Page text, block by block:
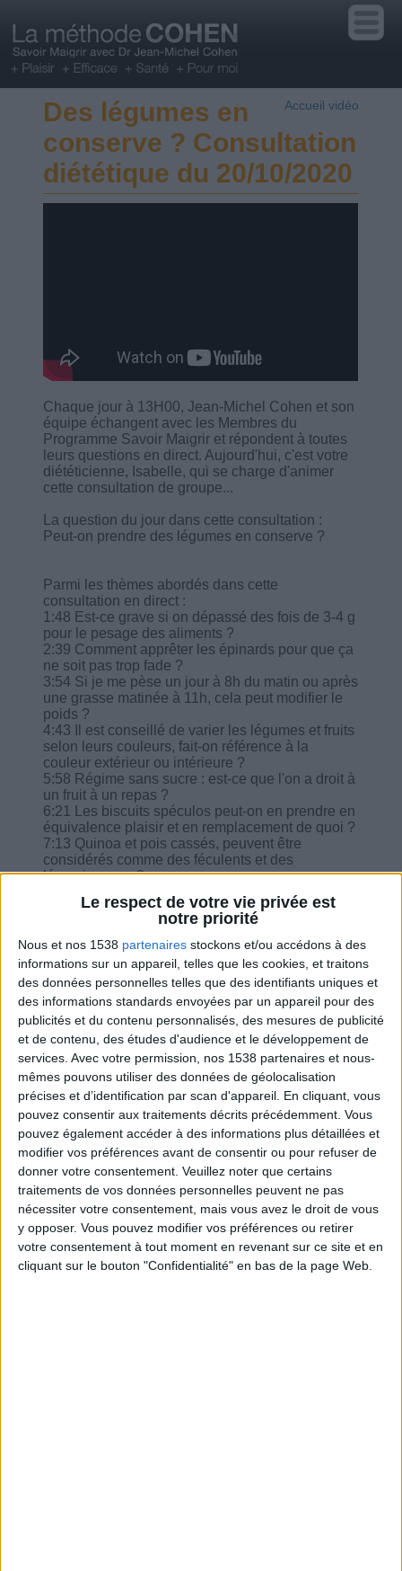
Le respect de votre vie privée est
notre priorité
Nous et nos 1538 partenaires stockons et/ou accédons à des
informations sur un appareil, telles que les cookies, et traitons
des données personnelles telles que des identifiants uniques et
des informations standards envoyées par un appareil pour des
publicités et du contenu personnalisés, des mesures de publicité
et de contenu, des études d'audience et le développement de
services. Avec votre permission, nos 1538 partenaires et nous-
mêmes pouvons utiliser des données de géolocalisation
précises et d’identification par scan d'appareil. En cliquant, vous
pouvez consentir aux traitements décrits précédemment. Vous
pouvez également accéder à des informations plus détaillées et
modifier vos préférences avant de consentir ou pour refuser de
donner votre consentement. Veuillez noter que certains
traitements de vos données personnelles peuvent ne pas
nécessiter votre consentement, mais vous avez le droit de vous
y opposer. Vous pouvez modifier vos préférences ou retirer
votre consentement à tout moment en revenant sur ce site et en
cliquant sur le bouton "Confidentialité" en bas de la page Web.
Accueil vidéo
Des légumes en
conserve ? Consultation
diététique du 20/10/2020
Chaque jour à 13H00, Jean-Michel Cohen et son
équipe échangent avec les Membres du
Programme Savoir Maigrir et répondent à toutes
leurs questions en direct. Aujourd'hui, c'est votre
diététicienne, Isabelle, qui se charge d'animer
cette consultation de groupe...
La question du jour dans cette consultation :
Peut-on prendre des légumes en conserve ?
Parmi les thèmes abordés dans cette
consultation en direct :
1:48 Est-ce grave si on dépassé des fois de 3-4 g
pour le pesage des aliments ?
2:39 Comment apprêter les épinards pour que ça
ne soit pas trop fade ?
3:54 Si je me pèse un jour à 8h du matin ou après
une grasse matinée à 11h, cela peut modifier le
poids ?
4:43 Il est conseillé de varier les légumes et fruits
selon leurs couleurs, fait-on référence à la
couleur extérieur ou intérieure ?
5:58 Régime sans sucre : est-ce que l'on a droit à
un fruit à un repas ?
6:21 Les biscuits spéculos peut-on en prendre en
équivalence plaisir et en remplacement de quoi ?
7:13 Quinoa et pois cassés, peuvent être
considérés comme des féculents et des
légumineuses ?
8:14 Tous les pains de mie rectangulaires aux
céréales ou complet, les biscottes sont à bannir ?
On a le droit qu'aux Wasa ou du pain de
boulanger complet ou aux céréales ?
9:12 Pour les cœurs d'artichauts, les fonds
d'artichauts, les asperges et les juliennes de
légumes est-ce que je peux les prendre en
conserve ?
10:02 L'équivalence vpo peut-on prendre que du
quinoa ou faut-il faire quinoa / légumineuses
comme lentilles ?
Combien de kilos souhaitez-vous perdre ?
Moins de
5 kilos
De 5 à 10
kilos
Plus de
10 kilos